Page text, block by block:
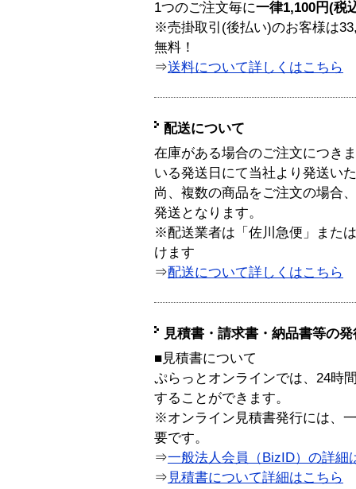
1つのご注文毎に一律1,100円(税
※売掛取引(後払い)のお客様は
無料！
⇒送料について詳しくはこちら
配送について
在庫がある場合のご注文につき
いる発送日にて当社より発送い
尚、複数の商品をご注文の場合
発送となります。
※配送業者は「佐川急便」また
けます
⇒配送について詳しくはこちら
見積書・請求書・納品書等の
■見積書について
ぷらっとオンラインでは、24時
することができます。
※オンライン見積書発行には、
要です。
⇒一般法人会員（BizID）の詳細
⇒ 見積書について詳細はこちら